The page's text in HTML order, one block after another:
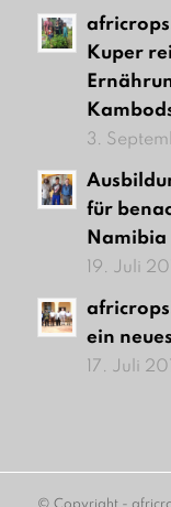
Kuper
3.
für
Namibia
19. Juli
ein
17. Juli